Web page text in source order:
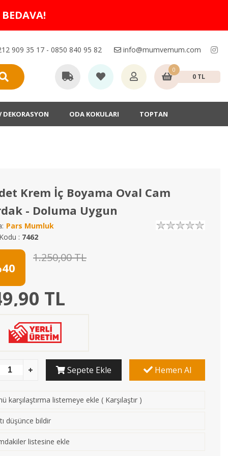
909 35 17 - 0850 840 95 82 info@mumvemum.com
0
0 TL
DEKORASYON ODA KOKULARI TOPTAN
Krem İç Boyama Oval Cam
- Doluma Uygun
Pars Mumluk
: 7462
1.250,00 TL
TL
Sepete Ekle Hemen Al
karşılaştırma listemeye ekle ( Karşılaştır )
düşünce bildir
listesine ekle